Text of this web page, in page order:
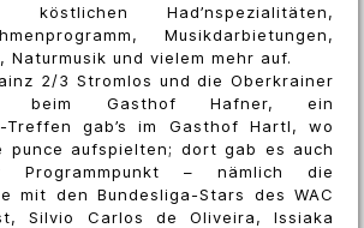
Had’nspezialitäten,
Musikdarbietungen,
Naturmusik und vielem mehr auf.
2/3 Stromlos und die Oberkrainer
beim Gasthof Hafner, ein
Treffen gab’s im Gasthof Hartl, wo
punce aufspielten; dort gab es auch
Programmpunkt – nämlich die
mit den Bundesliga-Stars des WAC
Silvio Carlos de Oliveira, Issiaka